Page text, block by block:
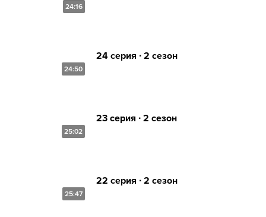
24:16
24:50
24 серия ∙ 2 сезон
25:02
23 серия ∙ 2 сезон
25:47
22 серия ∙ 2 сезон